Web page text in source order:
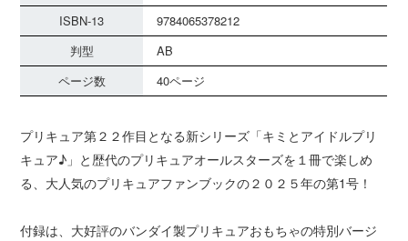
ISBN-13
9784065378212
判型
AB
ページ数
40ページ
プリキュア第２２作目となる新シリーズ「キミとアイドルプリ
キュア♪」と歴代のプリキュアオールスターズを１冊で楽しめ
る、大人気のプリキュアファンブックの２０２５年の第1号！
付録は、大好評のバンダイ製プリキュアおもちゃの特別バージ